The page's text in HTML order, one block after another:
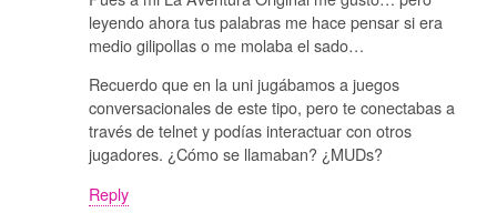
leyendo ahora tus palabras me hace pensar si era
medio gilipollas o me molaba el sado…
Recuerdo que en la uni jugábamos a juegos
conversacionales de este tipo, pero te conectabas a
través de telnet y podías interactuar con otros
jugadores. ¿Cómo se llamaban? ¿MUDs?
Reply